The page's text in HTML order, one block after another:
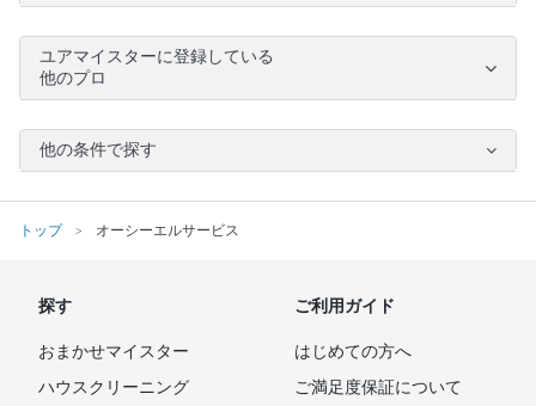
ユアマイスターに登録している
他のプロ
他の条件で探す
トップ オーシーエルサービス
探す
おまかせマイスター
ハウスクリーニング
ご利用ガイド
はじめての方へ
ご満足度保証について